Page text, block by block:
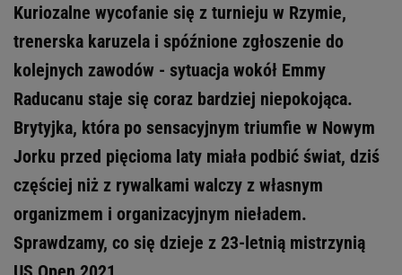
Kuriozalne wycofanie się z turnieju w Rzymie,
trenerska karuzela i spóźnione zgłoszenie do
kolejnych zawodów - sytuacja wokół Emmy
Raducanu staje się coraz bardziej niepokojąca.
Brytyjka, która po sensacyjnym triumfie w Nowym
Jorku przed pięcioma laty miała podbić świat, dziś
częściej niż z rywalkami walczy z własnym
organizmem i organizacyjnym nieładem.
Sprawdzamy, co się dzieje z 23-letnią mistrzynią